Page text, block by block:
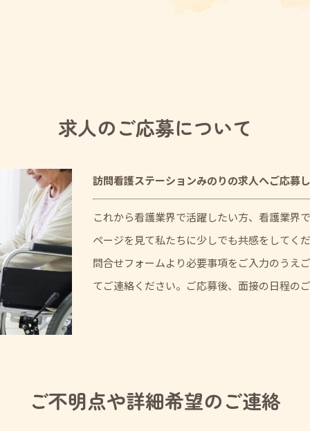
求人のご応募について
訪問看護ステーションみのりの求人へご応募
これから看護業界で活躍したい方、看護業界
ページを見て私たちに少しでも共感をしてく
問合せフォームより必要事項をご入力のうえ
てご連絡ください。ご応募後、面接の日程の
ご不明点や詳細希望のご連絡